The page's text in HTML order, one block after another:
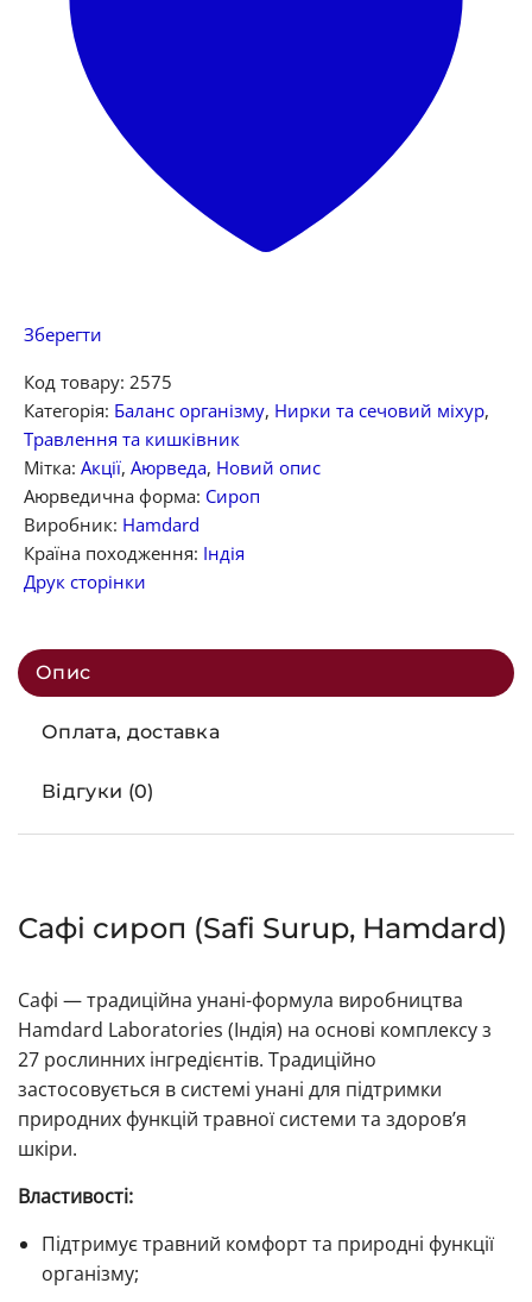
Зберегти
Код товару: 2575
Категорія: Баланс організму, Нирки та сечовий міхур,
Травлення та кишківник
Мітка: Акції, Аюрведа, Новий опис
Аюрведична форма: Сироп
Виробник: Hamdard
Країна походження: Індія
Друк сторінки
Опис
Оплата, доставка
Відгуки (0)
Сафі сироп (Safi Surup, Hamdard)
Сафі — традиційна унані-формула виробництва
Hamdard Laboratories (Індія) на основі комплексу з
27 рослинних інгредієнтів. Традиційно
застосовується в системі унані для підтримки
природних функцій травної системи та здоров’я
шкіри.
Властивості:
Підтримує травний комфорт та природні функції
організму;